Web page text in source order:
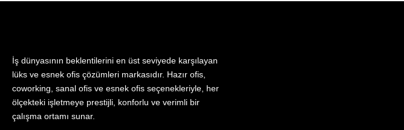
İş dünyasının beklentilerini en üst seviyede karşılayan
lüks ve esnek ofis çözümleri markasıdır. Hazır ofis,
coworking, sanal ofis ve esnek ofis seçenekleriyle, her
ölçekteki işletmeye prestijli, konforlu ve verimli bir
çalışma ortamı sunar.